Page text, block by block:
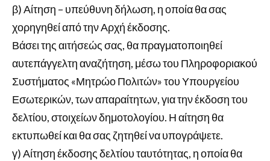
β) Αίτηση – υπεύθυνη δήλωση, η οποία θα σας
χορηγηθεί από την Αρχή έκδοσης.
Βάσει της αιτήσεώς σας, θα πραγματοποιηθεί
αυτεπάγγελτη αναζήτηση, μέσω του Πληροφοριακού
Συστήματος «Μητρώο Πολιτών» του Υπουργείου
Εσωτερικών, των απαραίτητων, για την έκδοση του
δελτίου, στοιχείων δημοτολογίου. Η αίτηση θα
εκτυπωθεί και θα σας ζητηθεί να υπογράψετε.
γ) Αίτηση έκδοσης δελτίου ταυτότητας, η οποία θα